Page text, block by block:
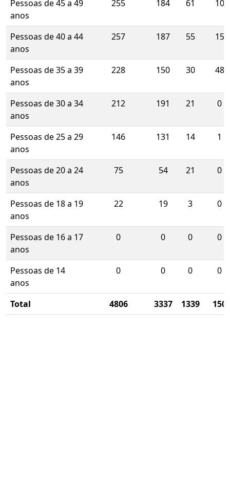
Pessoas de 45 a 49
anos
255 184 61 10
Pessoas de 40 a 44
anos
257 187 55 15
Pessoas de 35 a 39
anos
228 150 30 48
Pessoas de 30 a 34
anos
212 191 21 0
Pessoas de 25 a 29
anos
146 131 14 1
Pessoas de 20 a 24
anos
75 54 21 0
Pessoas de 18 a 19
anos
22 19 3 0
Pessoas de 16 a 17
anos
0 0 0 0
Pessoas de 14
anos
0 0 0 0
Total 4806 3337 1339 150